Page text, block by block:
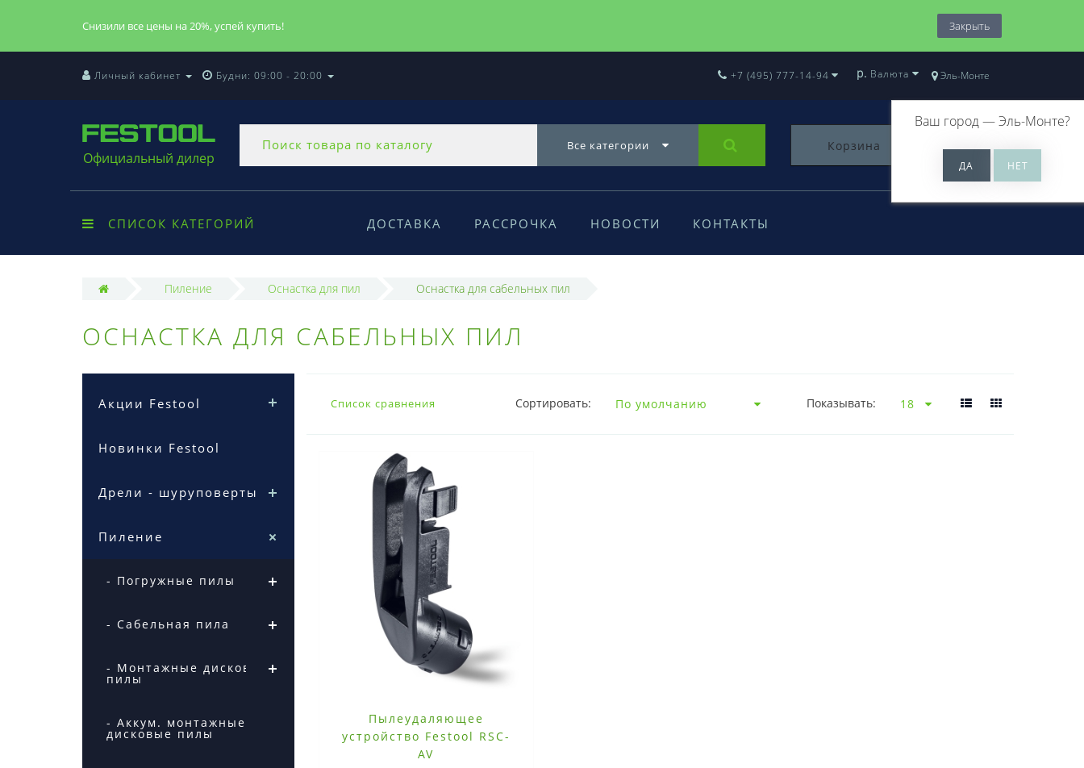
Снизили все цены на 20%, успей купить! Закрыть
Личный кабинет Будни: 09:00 - 20:00 Эль-Монте
Ваш город —Эль-Монте?
+7 (495) 777-14-94 р. Валюта
Официальный дилер
Все категории Корзина 0
СПИСОК КАТЕГОРИЙ ДОСТАВКА РАССРОЧКА НОВОСТИ КОНТАКТЫ
Пиление Оснастка для пил Оснастка для сабельных пил
ОСНАСТКА ДЛЯ САБЕЛЬНЫХ ПИЛ
Акции Festool
Новинки Festool
Дрели - шуруповерты
Пиление
- Погружные пилы
- Сабельная пила
- Монтажные дисковые
пилы
- Аккум. монтажные
дисковые пилы
Список сравнения Сортировать: Показывать:
Пылеудаляющее
устройство Festool RSC-
AV